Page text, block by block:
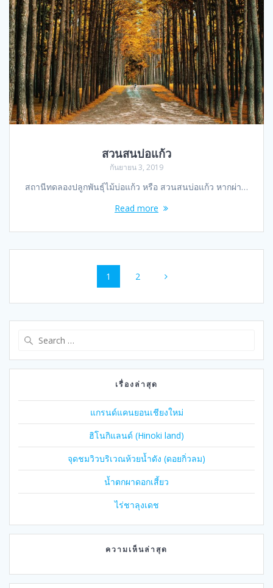
สวนสนบ่อแก้ว
กันยายน 3, 2019
สถานีทดลองปลูกพันธุ์ไม้บ่อแก้ว หรือ สวนสนบ่อแก้ว หากผ่า…
Read more
navigation
Page
1 Page
2
เรื่องล่าสุด
แกรนด์แคนยอนเชียงใหม่
ฮิโนกิแลนด์ (Hinoki land)
จุดชมวิวบริเวณห้วยน้ำดัง (ดอยกิ่วลม)
น้ำตกผาดอกเสี้ยว
ไร่ชาลุงเดช
ความเห็นล่าสุด